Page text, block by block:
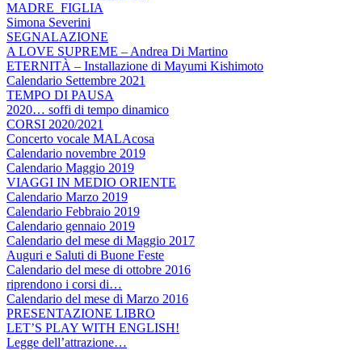
MADRE_FIGLIA
Simona Severini
SEGNALAZIONE
A LOVE SUPREME – Andrea Di Martino
ETERNITÀ – Installazione di Mayumi Kishimoto
Calendario Settembre 2021
TEMPO DI PAUSA
2020… soffi di tempo dinamico
CORSI 2020/2021
Concerto vocale MALAcosa
Calendario novembre 2019
Calendario Maggio 2019
VIAGGI IN MEDIO ORIENTE
Calendario Marzo 2019
Calendario Febbraio 2019
Calendario gennaio 2019
Calendario del mese di Maggio 2017
Auguri e Saluti di Buone Feste
Calendario del mese di ottobre 2016
riprendono i corsi di…
Calendario del mese di Marzo 2016
PRESENTAZIONE LIBRO
LET’S PLAY WITH ENGLISH!
Legge dell’attrazione…